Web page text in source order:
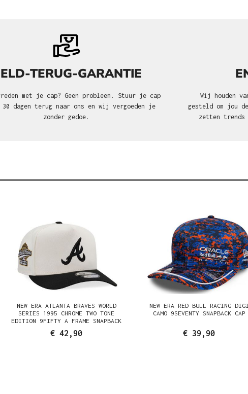
TERUG-GARANTIE
met je cap? Geen probleem. Stuur je cap
30 dagen terug naar ons en wij vergoeden je
zonder gedoe.
Wij houden
gesteld om jou
zetten trends
NEW ERA ATLANTA BRAVES WORLD
SERIES 1995 CHROME TWO TONE
EDITION 9FIFTY A FRAME SNAPBACK
CAP
€ 42,90
NEW ERA RED BULL RACING DIGI
CAMO 9SEVENTY SNAPBACK CAP
€ 39,90